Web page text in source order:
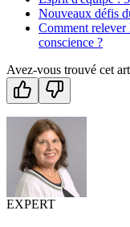
Nouveaux défis
Comment relever
conscience ?
Avez-vous trouvé cet
EXPERT